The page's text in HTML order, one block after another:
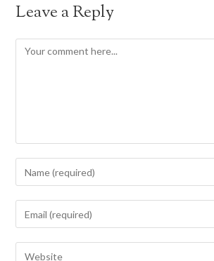
Leave a Reply